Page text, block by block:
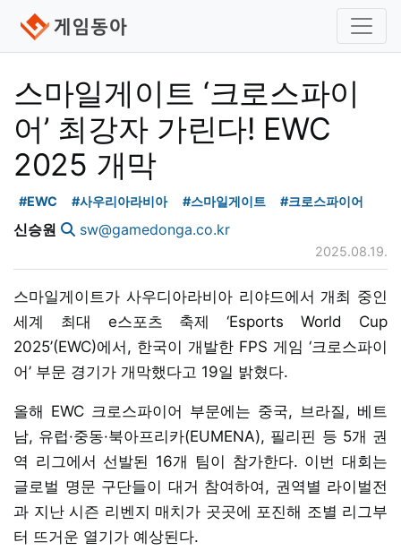
스마일게이트 ‘크로스파이
어’ 최강자 가린다! EWC
2025 개막
#EWC #사우리아라비아 #스마일게이트 #크로스파이어
신승원 sw@gamedonga.co.kr
2025.08.19.
스마일게이트가 사우디아라비아 리야드에서 개최 중인
세계 최대 e스포츠 축제 ‘Esports World Cup
2025’(EWC)에서, 한국이 개발한 FPS 게임 ‘크로스파이
어’ 부문 경기가 개막했다고 19일 밝혔다.
올해 EWC 크로스파이어 부문에는 중국, 브라질, 베트
남, 유럽·중동·북아프리카(EUMENA), 필리핀 등 5개 권
역 리그에서 선발된 16개 팀이 참가한다. 이번 대회는
글로벌 명문 구단들이 대거 참여하여, 권역별 라이벌전
과 지난 시즌 리벤지 매치가 곳곳에 포진해 조별 리그부
터 뜨거운 열기가 예상된다.